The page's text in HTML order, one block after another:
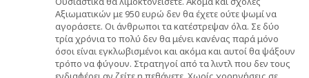
Αξιωματικών με 950 ευρώ δεν θα έχετε ούτε ψωμί να
αγοράσετε. Οι άνθρωποι τα κατέστρεψαν όλα. Σε δύο
τρία χρόνια το πολύ δεν θα μένει κανένας παρά μόνο
όσοι είναι εγκλωβισμένοι και ακόμα και αυτοί θα ψάξουν
τρόπο να φύγουν. Στρατηγοί από τα λιντλ που δεν τους